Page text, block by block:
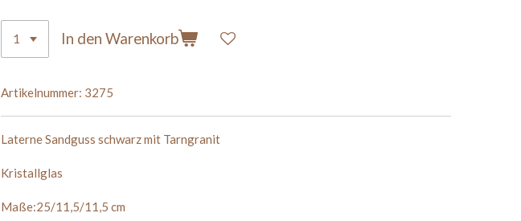
In den Warenkorb
Artikelnummer: 3275
Laterne Sandguss schwarz mit Tarngranit
Kristallglas
Maße:25/11,5/11,5 cm